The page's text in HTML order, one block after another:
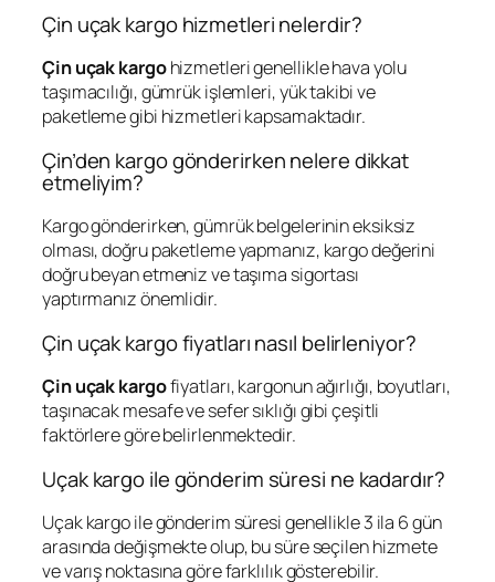
Çin uçak kargo hizmetleri nelerdir?
Çin uçak kargohizmetleri genellikle hava yolu
taşımacılığı, gümrük işlemleri, yük takibi ve
paketleme gibi hizmetleri kapsamaktadır.
Çin’den kargo gönderirken nelere dikkat
etmeliyim?
Kargo gönderirken, gümrük belgelerinin eksiksiz
olması, doğru paketleme yapmanız, kargo değerini
doğru beyan etmeniz ve taşıma sigortası
yaptırmanız önemlidir.
Çin uçak kargo fiyatları nasıl belirleniyor?
Çin uçak kargofiyatları, kargonun ağırlığı, boyutları,
taşınacak mesafe ve sefer sıklığı gibi çeşitli
faktörlere göre belirlenmektedir.
Uçak kargo ile gönderim süresi ne kadardır?
Uçak kargo ile gönderim süresi genellikle 3 ila 6 gün
arasında değişmekte olup, bu süre seçilen hizmete
ve varış noktasına göre farklılık gösterebilir.